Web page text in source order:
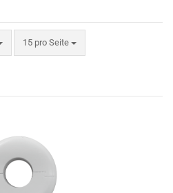
15 pro Seite